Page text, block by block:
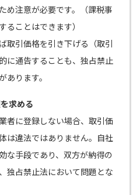
め注意が必要です。（課税事
ることはできます）
取引価格を引き下げる（取引
に通告することも、独占禁止
あります。
求める
者に登録しない場合、取引価
は違法ではありません。自社
な手段であり、双方が納得の
独占禁止法において問題とな